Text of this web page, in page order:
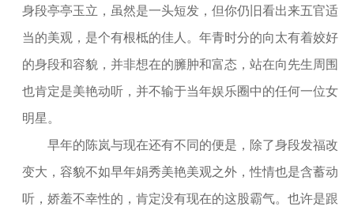
身段亭亭玉立，虽然是一头短发，但你仍旧看出来五官适
当的美观，是个有根柢的佳人。年青时分的向太有着姣好
的身段和容貌，并非想在的臃肿和富态，站在向先生周围
也肯定是美艳动听，并不输于当年娱乐圈中的任何一位女
明星。
早年的陈岚与现在还有不同的便是，除了身段发福改
变大，容貌不如早年娟秀美艳美观之外，性情也是含蓄动
听，娇羞不幸性的，肯定没有现在的这股霸气。也许是跟